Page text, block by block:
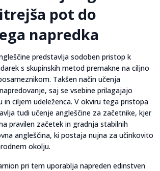
pot do
napredka
predstavlja sodoben pristop k
s skupinskih metod premakne na ciljno
Takšen način učenja
saj se vsebine prilagajajo
in ciljem udeleženca. V okviru tega pristopa
tudi učenje angleščine za začetnike, kjer
pravilen začetek in gradnja stabilnih
angleščina, ki postaja nujna za učinkovito
okolju.
pri tem uporablja napreden edinstven